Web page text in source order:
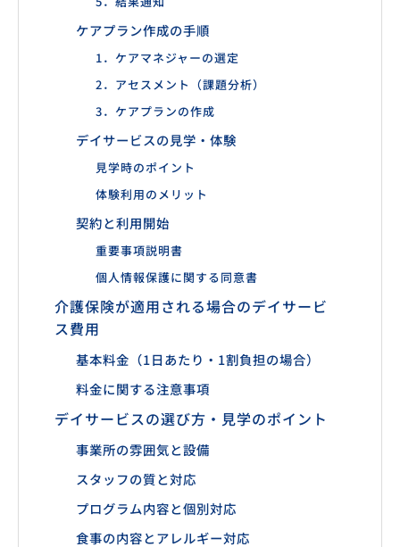
ケアプラン作成の手順
1．ケアマネジャーの選定
2．アセスメント（課題分析）
3．ケアプランの作成
デイサービスの見学・体験
見学時のポイント
体験利用のメリット
契約と利用開始
重要事項説明書
個人情報保護に関する同意書
介護保険が適用される場合のデイサービ
ス費用
基本料金（1日あたり・1割負担の場合）
料金に関する注意事項
デイサービスの選び方・見学のポイント
事業所の雰囲気と設備
スタッフの質と対応
プログラム内容と個別対応
食事の内容とアレルギー対応